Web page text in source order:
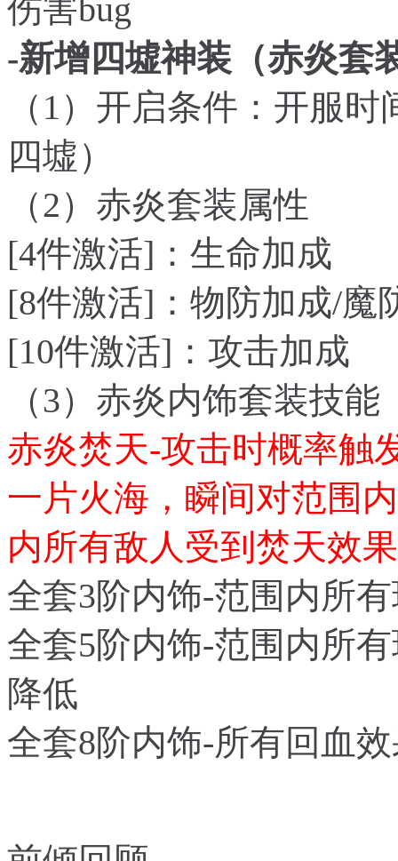
伤害bug
-新增四墟神装（赤炎套
（1）开启条件：开服
四墟）
（2）赤炎套装属性
[4件激活]：生命加成
[8件激活]：物防加成/魔
[10件激活]：攻击加成
（3）赤炎内饰套装技能
赤炎焚天-攻击时概率触
一片火海，瞬间对范围
内所有敌人受到焚天效
全套3阶内饰-范围内所
全套5阶内饰-范围内所
降低
全套8阶内饰-所有回血